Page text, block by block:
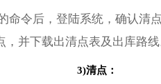
命令后，登陆系统，确认清
，并下载出清点表及出库路
3)清点：